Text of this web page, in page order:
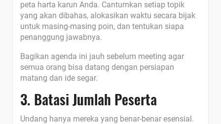
peta harta karun Anda. Cantumkan setiap topik
yang akan dibahas, alokasikan waktu secara bijak
untuk masing-masing poin, dan tentukan siapa
penanggung jawabnya.
Bagikan agenda ini jauh sebelum meeting agar
semua orang bisa datang dengan persiapan
matang dan ide segar.
3. Batasi Jumlah Peserta
Undang hanya mereka yang benar-benar esensial.